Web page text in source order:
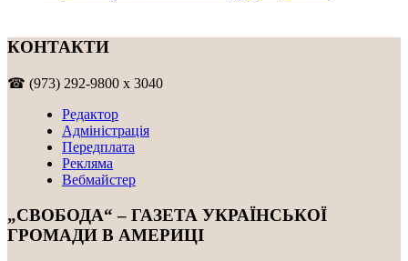
КОНТАКТИ
☎ (973) 292-9800 x 3040
Редактор
Адміністрація
Передплата
Рекляма
Вебмайстер
„СВОБОДА“ – ГАЗЕТА УКРАЇНСЬКОЇ
ГРОМАДИ В АМЕРИЦІ